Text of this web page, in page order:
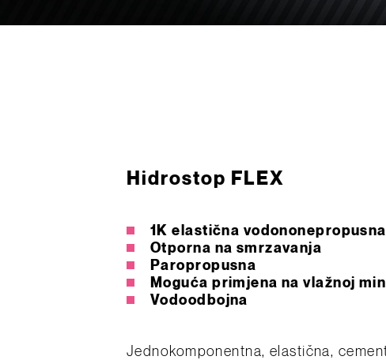
Hidrostop FLEX
1K elastična
Otporna na smrzavanja
Paropropusna
Moguća primjena na vlažnoj
Vodoodbojna
Jednokomponentna, elastična,